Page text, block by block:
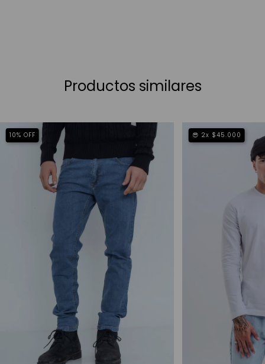
Productos similares
10% OFF 😎 2x $45.000